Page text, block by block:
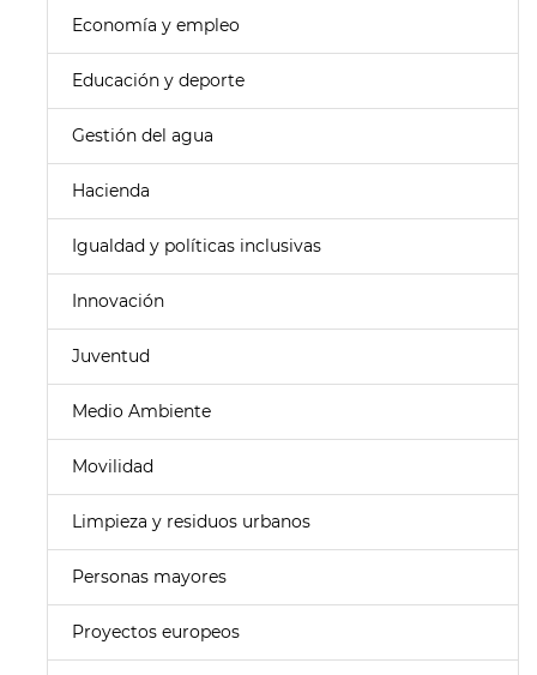
Economía y empleo
Educación y deporte
Gestión del agua
Hacienda
Igualdad y políticas inclusivas
Innovación
Juventud
Medio Ambiente
Movilidad
Limpieza y residuos urbanos
Personas mayores
Proyectos europeos